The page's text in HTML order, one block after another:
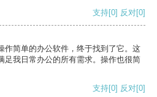
支持[0] 反对[0]
作简单的办公软件，终于找到了它。这
足我日常办公的所有需求。操作也很简
支持[0] 反对[0]